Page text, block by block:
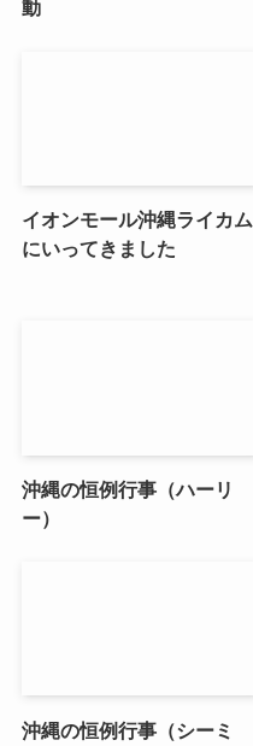
動
イオンモール沖縄ライカム
にいってきました
沖縄の恒例行事（ハーリ
ー）
沖縄の恒例行事（シーミ